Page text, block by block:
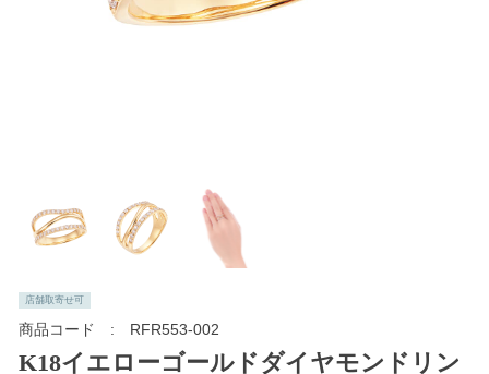
店舗取寄せ可
商品コード RFR553-002
K18イエローゴールドダイヤモンドリン